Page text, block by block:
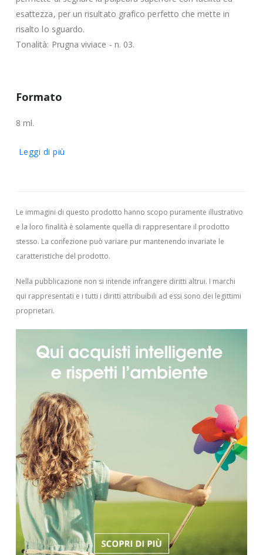
esattezza, per un risultato grafico perfetto che mette in
risalto lo sguardo.
Tonalità: Prugna viviace - n. 03.
Formato
8 ml.
Leggi di più
Le immagini di questo prodotto hanno scopo puramente illustrativo
e la loro finalità è solamente quella di rappresentare il prodotto
stesso. La confezione può variare pur mantenendo invariate le
caratteristiche del prodotto.
Nella pubblicazione non si intende infrangere diritti altrui. I marchi
qui rappresentati e i tutti i diritti attribuibili ad essi sono dei legittimi
proprietari.